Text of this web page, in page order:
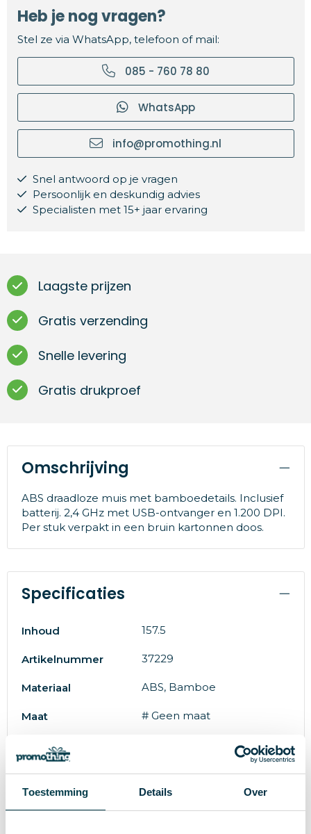
Toestemming Details Over
Heb je nog vragen?
Stel ze via WhatsApp, telefoon of mail:
085 - 760 78 80
WhatsApp
info@promothing.nl
Snel antwoord op je vragen
Persoonlijk en deskundig advies
Specialisten met 15+ jaar ervaring
Laagste prijzen
Gratis verzending
Snelle levering
Gratis drukproef
Omschrijving
ABS draadloze muis met bamboedetails. Inclusief
batterij. 2,4 GHz met USB-ontvanger en 1.200 DPI.
Per stuk verpakt in een bruin kartonnen doos.
Specificaties
Inhoud 157.5
Artikelnummer 37229
Materiaal ABS, Bamboe
Maat # Geen maat
EAN-code
Gewicht 45.8 g